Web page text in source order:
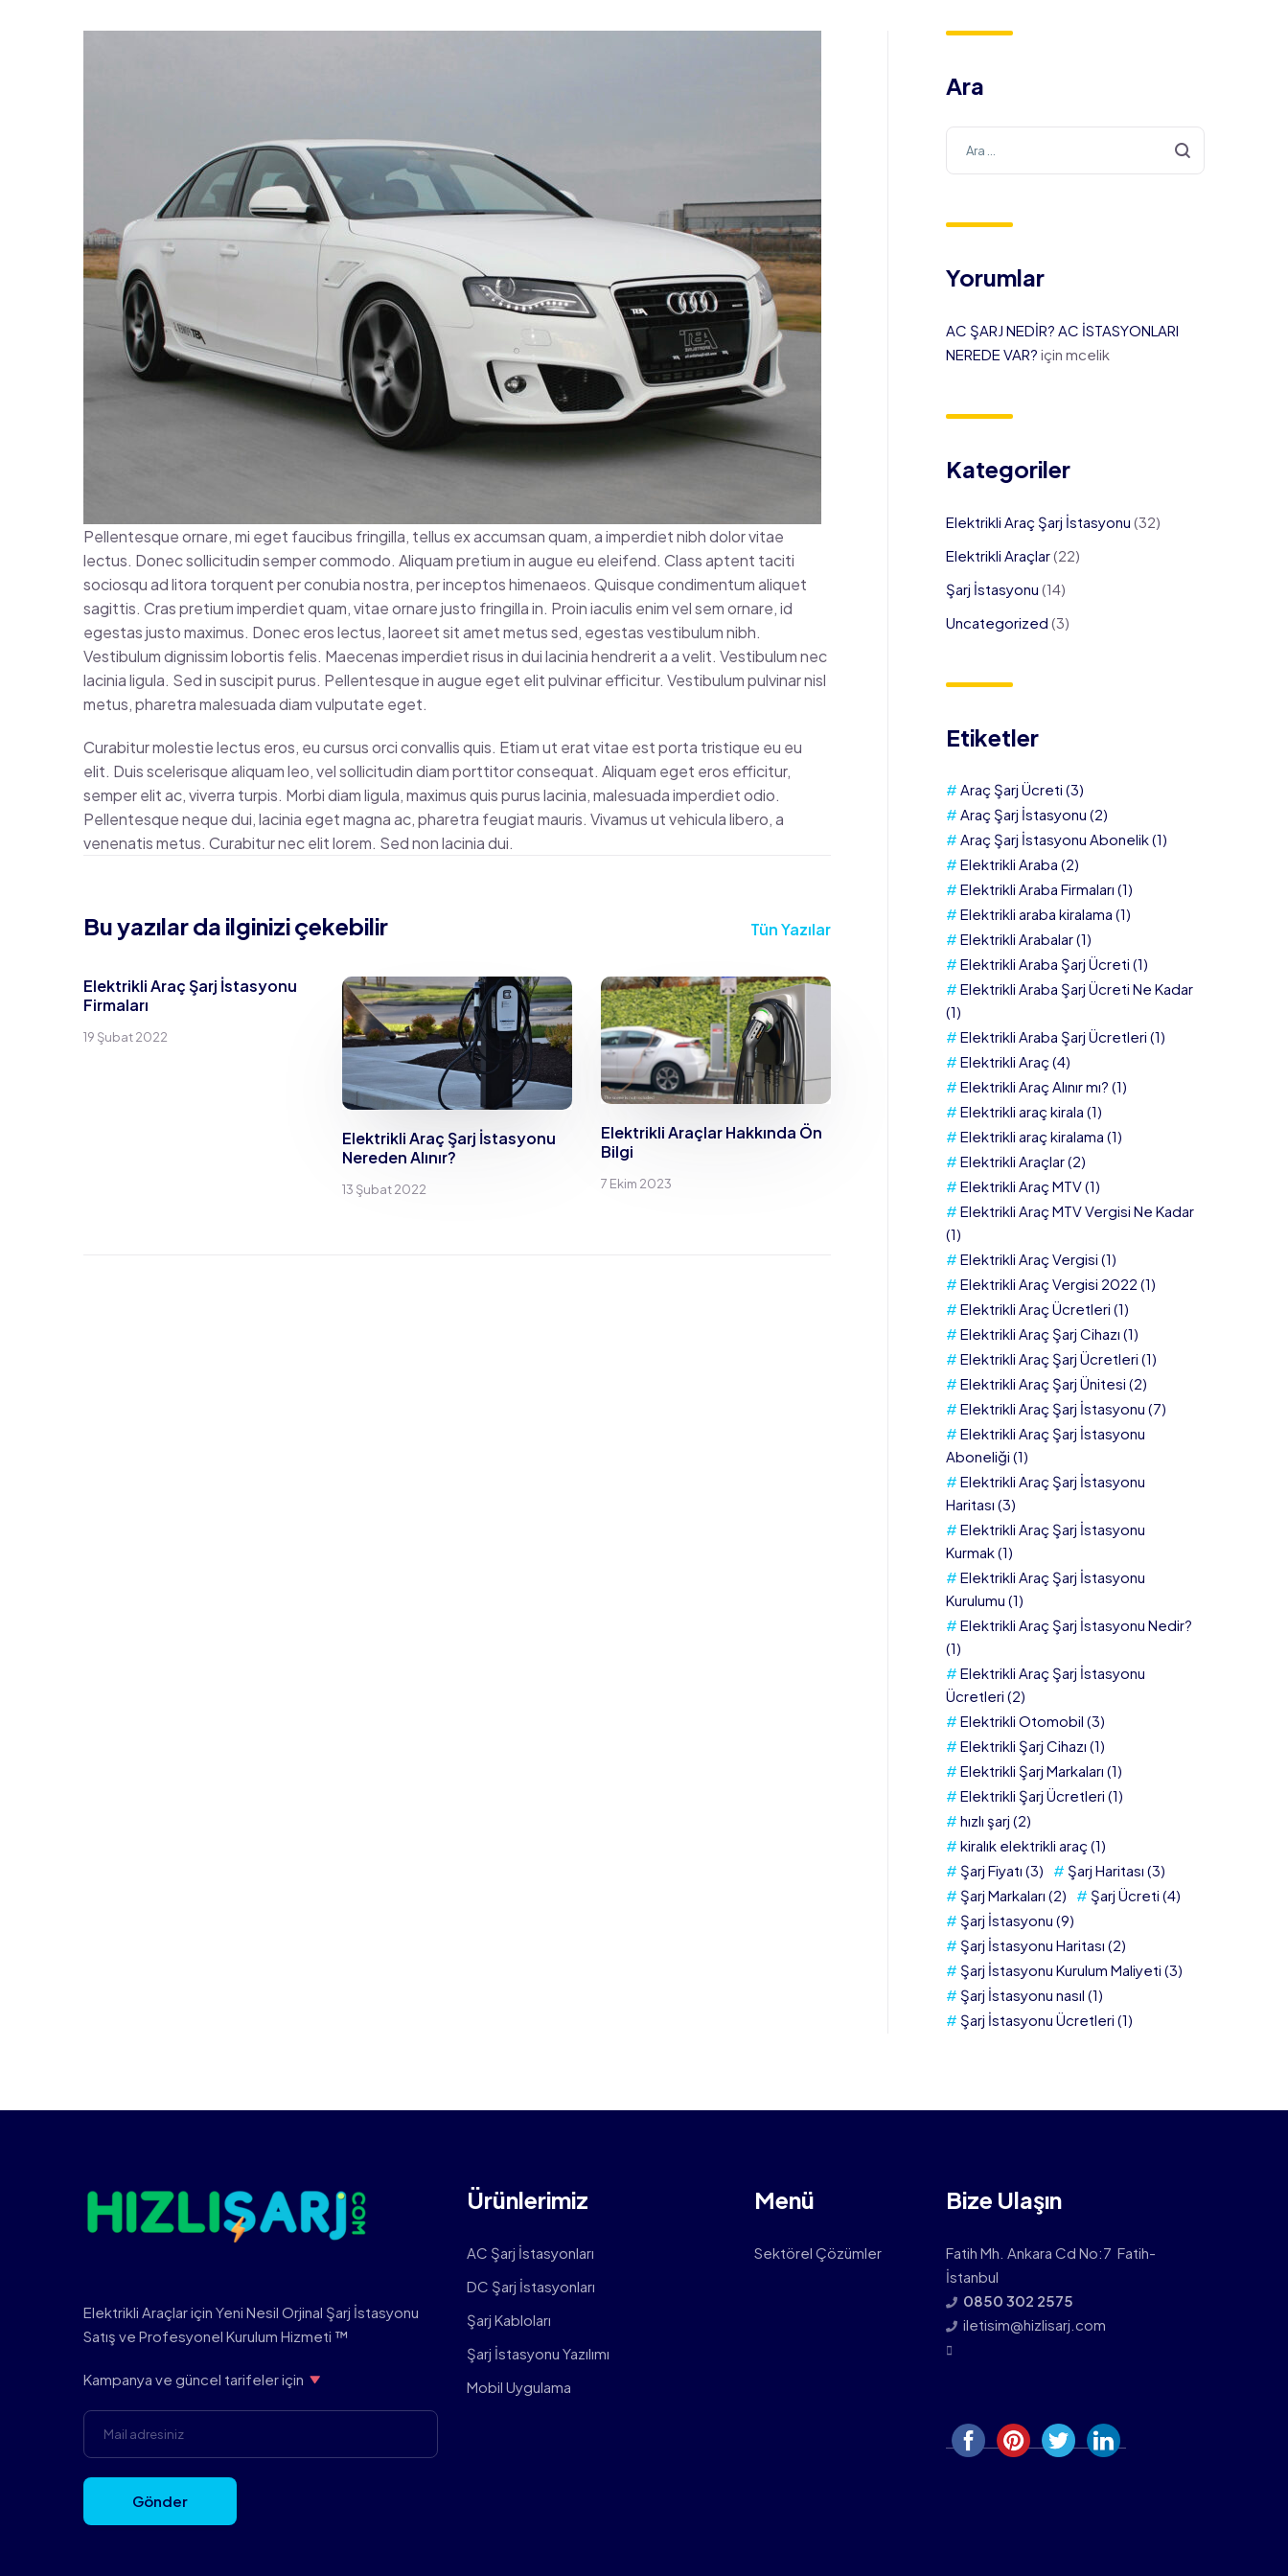
Pellentesque ornare, mi eget faucibus fringilla, tellus ex accumsan quam, a imperdiet nibh dolor vitae
lectus. Donec sollicitudin semper commodo. Aliquam pretium in augue eu eleifend. Class aptent taciti
sociosqu ad litora torquent per conubia nostra, per inceptos himenaeos. Quisque condimentum aliquet
sagittis. Cras pretium imperdiet quam, vitae ornare justo fringilla in. Proin iaculis enim vel sem ornare, id
egestas justo maximus. Donec eros lectus, laoreet sit amet metus sed, egestas vestibulum nibh.
Vestibulum dignissim lobortis felis. Maecenas imperdiet risus in dui lacinia hendrerit a a velit. Vestibulum nec
lacinia ligula. Sed in suscipit purus. Pellentesque in augue eget elit pulvinar efficitur. Vestibulum pulvinar nisl
metus, pharetra malesuada diam vulputate eget.
Curabitur molestie lectus eros, eu cursus orci convallis quis. Etiam ut erat vitae est porta tristique eu eu
elit. Duis scelerisque aliquam leo, vel sollicitudin diam porttitor consequat. Aliquam eget eros efficitur,
semper elit ac, viverra turpis. Morbi diam ligula, maximus quis purus lacinia, malesuada imperdiet odio.
Pellentesque neque dui, lacinia eget magna ac, pharetra feugiat mauris. Vivamus ut vehicula libero, a
venenatis metus. Curabitur nec elit lorem. Sed non lacinia dui.
Bu yazılar da ilginizi çekebilir Tün Yazılar
Elektrikli Araç Şarj İstasyonu
Firmaları
19 Şubat 2022
Elektrikli Araç Şarj İstasyonu
Nereden Alınır?
13 Şubat 2022
Elektrikli Araçlar Hakkında Ön
Bilgi
7 Ekim 2023
Ara
Yorumlar
AC ŞARJ NEDİR? AC İSTASYONLARI
NEREDE VAR? için mcelik
Kategoriler
Elektrikli Araç Şarj İstasyonu (32)
Elektrikli Araçlar(22)
Şarj İstasyonu (14)
Uncategorized (3)
Etiketler
Araç Şarj Ücreti (3)
Araç Şarj İstasyonu (2)
Araç Şarj İstasyonu Abonelik(1)
Elektrikli Araba (2)
Elektrikli Araba Firmaları (1)
Elektrikli araba kiralama (1)
Elektrikli Arabalar(1)
Elektrikli Araba Şarj Ücreti (1)
Elektrikli Araba Şarj Ücreti Ne Kadar
(1)
Elektrikli Araba Şarj Ücretleri (1)
Elektrikli Araç (4)
Elektrikli Araç Alınır mı? (1)
Elektrikli araç kirala (1)
Elektrikli araç kiralama (1)
Elektrikli Araçlar(2)
Elektrikli Araç MTV(1)
Elektrikli Araç MTV Vergisi Ne Kadar
(1)
Elektrikli Araç Vergisi (1)
Elektrikli Araç Vergisi 2022 (1)
Elektrikli Araç Ücretleri (1)
Elektrikli Araç Şarj Cihazı (1)
Elektrikli Araç Şarj Ücretleri (1)
Elektrikli Araç Şarj Ünitesi (2)
Elektrikli Araç Şarj İstasyonu (7)
Elektrikli Araç Şarj İstasyonu
Aboneliği (1)
Elektrikli Araç Şarj İstasyonu
Haritası (3)
Elektrikli Araç Şarj İstasyonu
Kurmak(1)
Elektrikli Araç Şarj İstasyonu
Kurulumu (1)
Elektrikli Araç Şarj İstasyonu Nedir?
(1)
Elektrikli Araç Şarj İstasyonu
Ücretleri (2)
Elektrikli Otomobil (3)
Elektrikli Şarj Cihazı (1)
Elektrikli Şarj Markaları (1)
Elektrikli Şarj Ücretleri (1)
hızlı şarj (2)
kiralık elektrikli araç (1)
Şarj Fiyatı (3) Şarj Haritası (3)
Şarj Markaları (2) Şarj Ücreti (4)
Şarj İstasyonu (9)
Şarj İstasyonu Haritası (2)
Şarj İstasyonu Kurulum Maliyeti (3)
Şarj İstasyonu nasıl (1)
Şarj İstasyonu Ücretleri (1)
Elektrikli Araçlar için Yeni Nesil Orjinal Şarj İstasyonu
Satış ve Profesyonel Kurulum Hizmeti ™
Kampanya ve güncel tarifeler için
Gönder
Ürünlerimiz
AC Şarj İstasyonları
DC Şarj İstasyonları
Şarj Kabloları
Şarj İstasyonu Yazılımı
Mobil Uygulama
Menü
Sektörel Çözümler
Bize Ulaşın
Fatih Mh. Ankara Cd No:7 Fatih-
İstanbul
0850 302 2575
iletisim@hizlisarj.com